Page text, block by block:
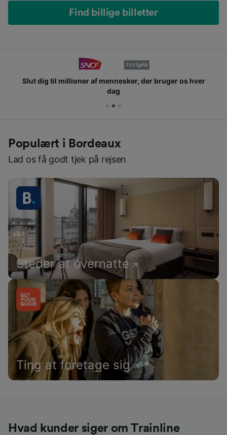
Find billige billetter
Slut dig til millioner af mennesker, der bruger os hver
dag
Populært i Bordeaux
Lad os få godt tjek på rejsen
Steder at overnatte
Ting at foretage sig
Hvad kunder siger om Trainline